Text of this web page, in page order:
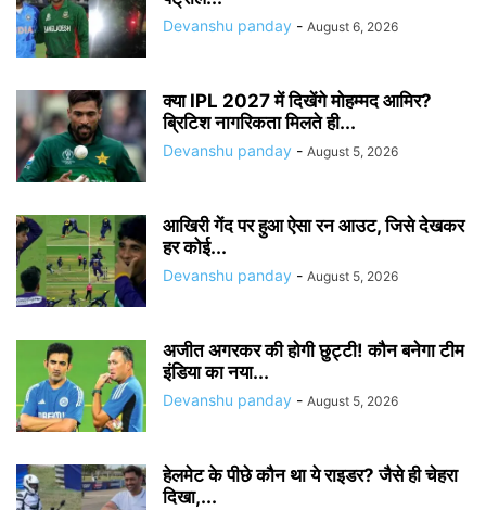
Devanshu panday - August 6, 2026
क्या IPL 2027 में दिखेंगे मोहम्मद आमिर?
ब्रिटिश नागरिकता मिलते ही...
Devanshu panday - August 5, 2026
आखिरी गेंद पर हुआ ऐसा रन आउट, जिसे देखकर
हर कोई...
Devanshu panday - August 5, 2026
अजीत अगरकर की होगी छुट्टी! कौन बनेगा टीम
इंडिया का नया...
Devanshu panday - August 5, 2026
हेलमेट के पीछे कौन था ये राइडर? जैसे ही चेहरा
दिखा,...